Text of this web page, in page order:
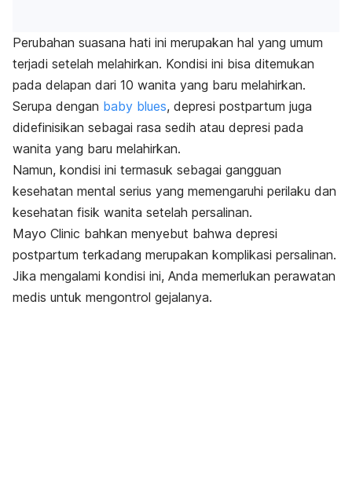
Perubahan suasana hati ini merupakan hal yang umum
terjadi setelah melahirkan. Kondisi ini bisa ditemukan
pada delapan dari 10 wanita yang baru melahirkan.
Serupa dengan baby blues, depresi postpartum juga
didefinisikan sebagai rasa sedih atau depresi pada
wanita yang baru melahirkan.
Namun, kondisi ini termasuk sebagai gangguan
kesehatan mental serius yang memengaruhi perilaku dan
kesehatan fisik wanita setelah persalinan.
Mayo Clinic bahkan menyebut bahwa depresi
postpartum terkadang merupakan komplikasi persalinan.
Jika mengalami kondisi ini, Anda memerlukan perawatan
medis untuk mengontrol gejalanya.